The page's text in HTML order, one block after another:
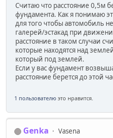
Считаю что расстояние 0,5м
фундамента. Как я понимаю
для того чтобы автомобиль
галерей/эстакад при
расстояние в таком случаи
которые находятся над
который под землей.
Если у вас фундамент
расстояние берется до этой
1 пользователю это нравится.
Genka
Vasena